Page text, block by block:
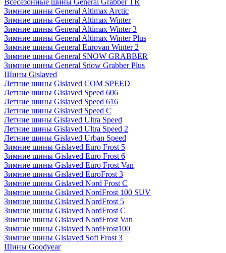
Всесезонные шины General Grabber TR
Зимние шины General Altimax Arctic
Зимние шины General Altimax Winter
Зимние шины General Altimax Winter 3
Зимние шины General Altimax Winter Plus
Зимние шины General Eurovan Winter 2
Зимние шины General SNOW GRABBER
Зимние шины General Snow Grabber Plus
Шины Gislaved
Летние шины Gislaved COM SPEED
Летние шины Gislaved Speed 606
Летние шины Gislaved Speed 616
Летние шины Gislaved Speed C
Летние шины Gislaved Ultra Speed
Летние шины Gislaved Ultra Speed 2
Летние шины Gislaved Urban Speed
Зимние шины Gislaved Euro Frost 5
Зимние шины Gislaved Euro Frost 6
Зимние шины Gislaved Euro Frost Van
Зимние шины Gislaved EuroFrost 3
Зимние шины Gislaved Nord Frost C
Зимние шины Gislaved NordFrost 100 SUV
Зимние шины Gislaved NordFrost 5
Зимние шины Gislaved NordFrost C
Зимние шины Gislaved NordFrost Van
Зимние шины Gislaved NordFrost100
Зимние шины Gislaved Soft Frost 3
Шины Goodyear